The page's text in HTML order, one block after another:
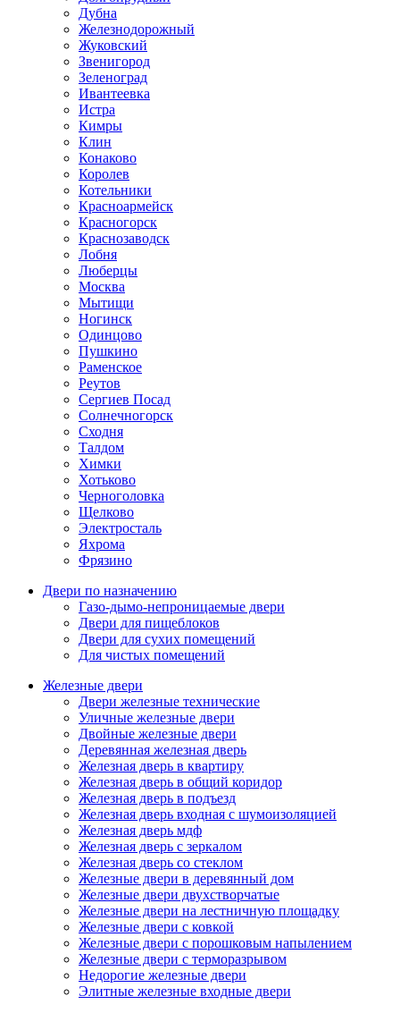
Дубна
Железнодорожный
Жуковский
Звенигород
Зеленоград
Ивантеевка
Истра
Кимры
Клин
Конаково
Королев
Котельники
Красноармейск
Красногорск
Краснозаводск
Лобня
Люберцы
Москва
Мытищи
Ногинск
Одинцово
Пушкино
Раменское
Реутов
Сергиев Посад
Солнечногорск
Сходня
Талдом
Химки
Хотьково
Черноголовка
Щелково
Электросталь
Яхрома
Фрязино
Двери по назначению
Газо-дымо-непроницаемые двери
Двери для пищеблоков
Двери для сухих помещений
Для чистых помещений
Железные двери
Двери железные технические
Уличные железные двери
Двойные железные двери
Деревянная железная дверь
Железная дверь в квартиру
Железная дверь в общий коридор
Железная дверь в подъезд
Железная дверь входная с шумоизоляцией
Железная дверь мдф
Железная дверь с зеркалом
Железная дверь со стеклом
Железные двери в деревянный дом
Железные двери двухстворчатые
Железные двери на лестничную площадку
Железные двери с ковкой
Железные двери с порошковым напылением
Железные двери с терморазрывом
Недорогие железные двери
Элитные железные входные двери